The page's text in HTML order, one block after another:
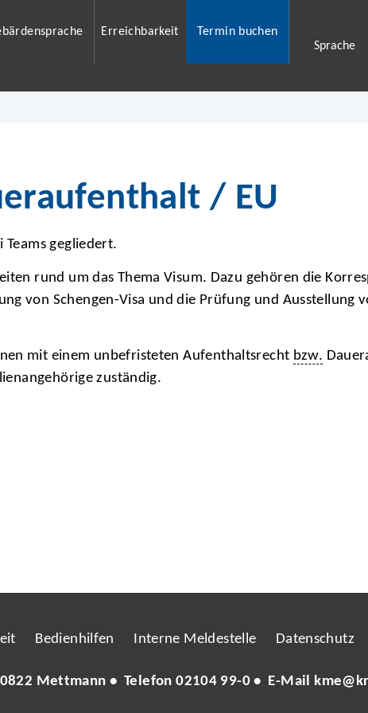
Erreichbarkeit
Termin buchen
Sprache
/ EU
gegliedert.
rund um das Thema Visum. Dazu gehören die
von Schengen-Visa und die Prüfung und Ausstellung
mit einem unbefristeten Aufenthaltsrecht bzw.
zuständig.
Bedienhilfen Interne Meldestelle Datenschutz
Mettmann • Telefon02104 99-0• E-Mail